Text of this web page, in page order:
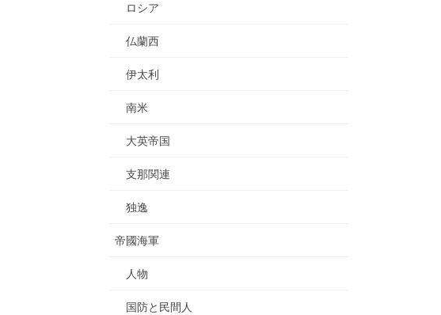
ロシア
仏蘭西
伊太利
南米
大英帝国
支那関連
独逸
帝國海軍
人物
国防と民間人